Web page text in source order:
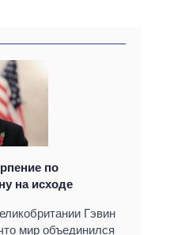
по
на исходе
Гэвин
мир объединился